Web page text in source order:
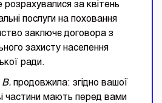
за квітень
послуги на поховання
заключє договора з
захисту населення
ради.
В. продовжила: згідно вашої
частини мають перед вами